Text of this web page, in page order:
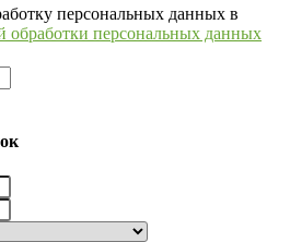
персональных данных в
обработки персональных данных